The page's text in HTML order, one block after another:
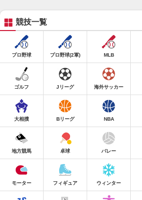
競技一覧
プロ野球 プロ野球(2軍) MLB
ゴルフ Jリーグ 海外サッカー
大相撲 Bリーグ NBA
地方競馬 卓球 バレー
モーター フィギュア ウィンター